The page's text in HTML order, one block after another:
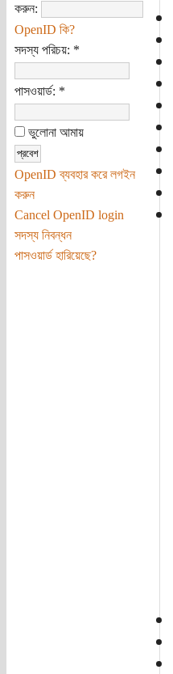
করুন:
OpenID কি?
সদস্য পরিচয়: *
পাসওয়ার্ড: *
ভুলোনা আমায়
OpenID ব্যবহার করে লগইন
করুন
Cancel OpenID login
সদস্য নিবন্ধন
পাসওয়ার্ড হারিয়েছে?